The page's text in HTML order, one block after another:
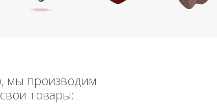
мы производим
товары: